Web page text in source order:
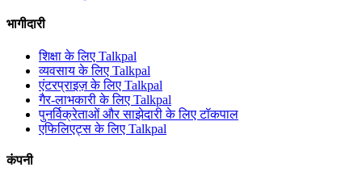
भागीदारी
शिक्षा के लिए Talkpal
व्यवसाय के लिए Talkpal
एंटरप्राइज़ के लिए Talkpal
गैर-लाभकारी के लिए Talkpal
पुनर्विक्रेताओं और साझेदारी के लिए टॉकपाल
एफिलिएट्स के लिए Talkpal
कंपनी